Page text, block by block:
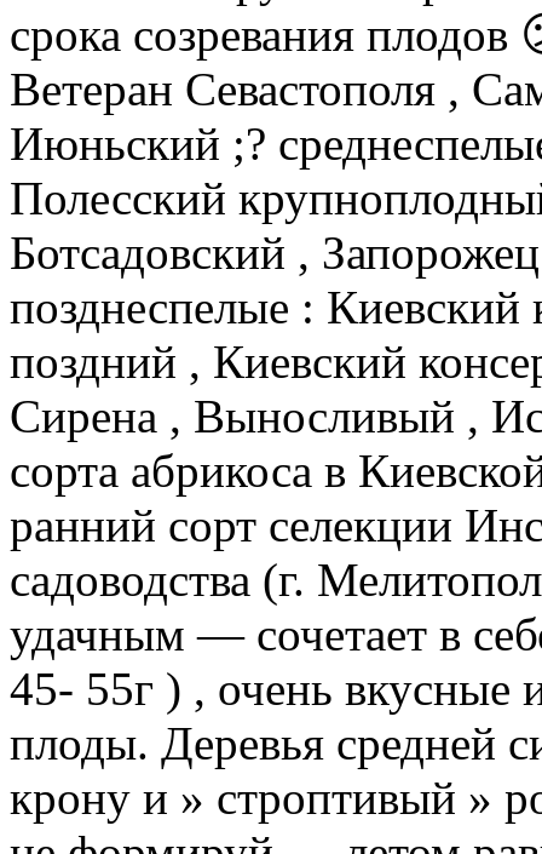
срока созревания
Ветеран Севастополя ,
Июньский ;?
Полесский
Ботсадовский ,
позднеспелые :
поздний , Киевский
Сирена , Выносливый ,
сорта абрикоса в
ранний сорт селекции
садоводства (г.
удачным — сочетает в
45- 55г ) , очень вкусные
плоды. Деревья средней
крону и » строптивый »